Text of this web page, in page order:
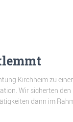
Kirchheim zu
Wir sicherten
dann im